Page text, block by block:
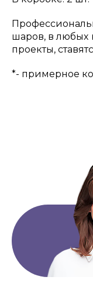
шаров, в любых
проекты,
*- примерное